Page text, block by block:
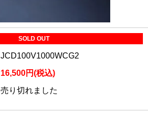
SOLD OUT
JCD100V1000WCG2
16,500円(税込)
売り切れました